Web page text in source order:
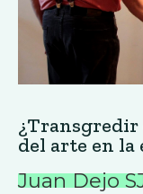
¿Transgredir
del arte en
Juan Dejo